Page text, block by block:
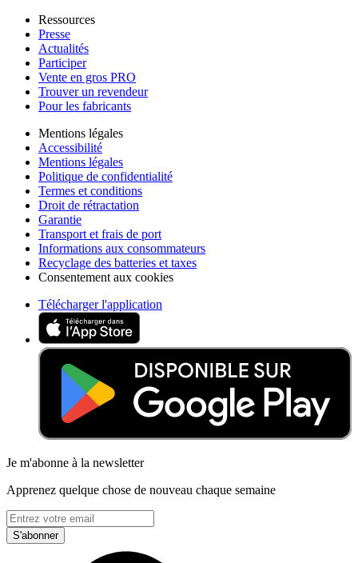
Ressources
Presse
Actualités
Participer
Vente en gros PRO
Trouver un revendeur
Pour les fabricants
Mentions légales
Accessibilité
Mentions légales
Politique de confidentialité
Termes et conditions
Droit de rétractation
Garantie
Transport et frais de port
Informations aux consommateurs
Recyclage des batteries et taxes
Consentement aux cookies
Télécharger l'application
Je m'abonne à la newsletter
Apprenez quelque chose de nouveau chaque semaine
S'abonner